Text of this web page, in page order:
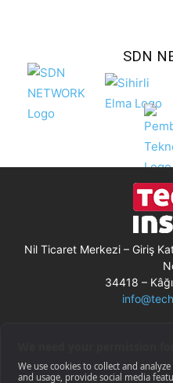
SDN
Nil Ticaret Merkezi – Giriş
34418 –